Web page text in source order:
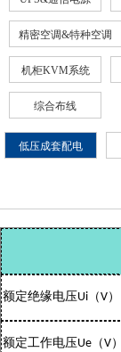
精密空调&特种空调
机柜KVM系统
综合布线
低压成套配电
额定绝缘电压Ui （V）
额定工作电压Ue （V）